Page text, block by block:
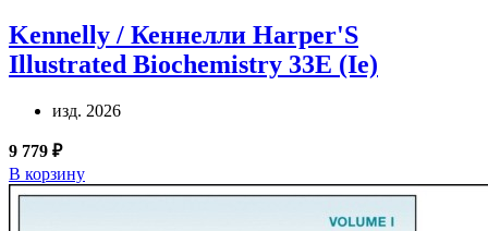
Kennelly / Кеннелли Harper'S
Illustrated Biochemistry 33E (Ie)
изд. 2026
9 779 ₽
В корзину